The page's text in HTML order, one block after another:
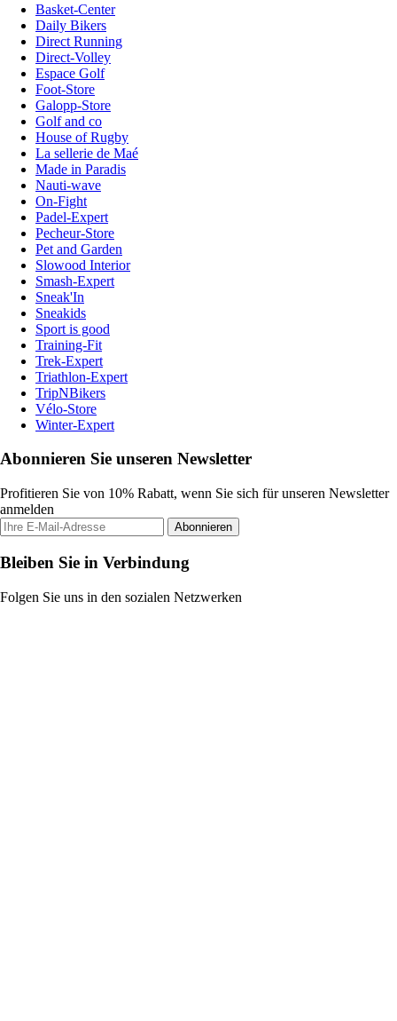
Basket-Center
Daily Bikers
Direct Running
Direct-Volley
Espace Golf
Foot-Store
Galopp-Store
Golf and co
House of Rugby
La sellerie de Maé
Made in Paradis
Nauti-wave
On-Fight
Padel-Expert
Pecheur-Store
Pet and Garden
Slowood Interior
Smash-Expert
Sneak'In
Sneakids
Sport is good
Training-Fit
Trek-Expert
Triathlon-Expert
TripNBikers
Vélo-Store
Winter-Expert
Abonnieren Sie unseren Newsletter
Profitieren Sie von 10% Rabatt, wenn Sie sich für unseren Newsletter
anmelden
Abonnieren
Bleiben Sie in Verbindung
Folgen Sie uns in den sozialen Netzwerken